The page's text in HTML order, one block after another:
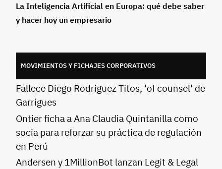
La Inteligencia Artificial en Europa: qué debe saber
y hacer hoy un empresario
MOVIMIENTOS Y FICHAJES CORPORATIVOS
Fallece Diego Rodríguez Titos, 'of counsel' de
Garrigues
Ontier ficha a Ana Claudia Quintanilla como
socia para reforzar su práctica de regulación
en Perú
Andersen y 1MillionBot lanzan Legit & Legal